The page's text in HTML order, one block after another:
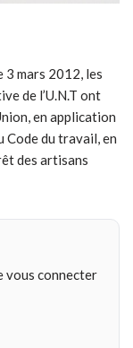
mars 2012, les
de l’U.N.T ont
en application
Code du travail, en
des artisans
vous connecter